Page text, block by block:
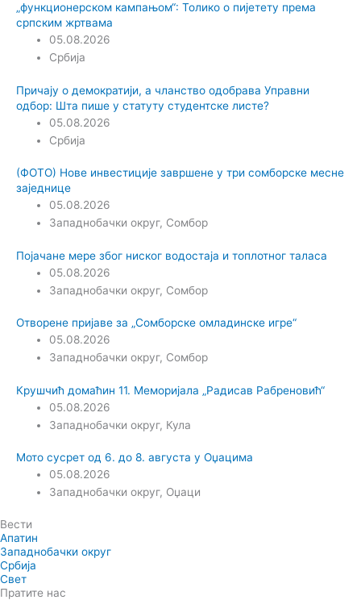
„функционерском кампањом“: Толико о пијетету према
српским жртвама
05.08.2026
Србија
Причају о демократији, а чланство одобрава Управни
одбор: Шта пише у статуту студентске листе?
05.08.2026
Србија
(ФОТО) Нове инвестиције завршене у три сомборске месне
заједнице
05.08.2026
Западнобачки округ, Сомбор
Појачане мере због ниског водостаја и топлотног таласа
05.08.2026
Западнобачки округ, Сомбор
Отворене пријаве за „Сомборске омладинске игре“
05.08.2026
Западнобачки округ, Сомбор
Крушчић домаћин 11. Меморијала „Радисав Рабреновић“
05.08.2026
Западнобачки округ, Кула
Мото сусрет од 6. до 8. августа у Оџацима
05.08.2026
Западнобачки округ, Оџаци
Вести
Апатин
Западнобачки округ
Србија
Свет
Пратите нас